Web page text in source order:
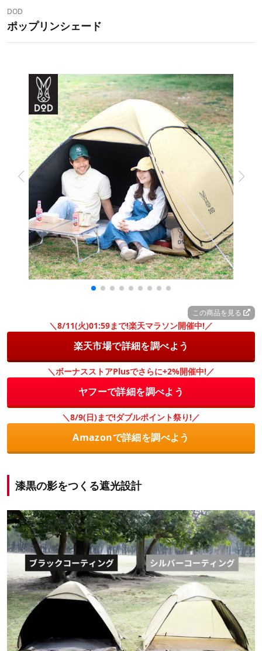
DOD
ポップリンシェード
この商品を見る
＼8/11(火)01:59まで!楽天マラソン開催中!／
楽天市場で詳細を調べよう
＼ボーナスストアPlusでさらに+2%開催中!／
ヤフーで詳細を調べよう
＼8/9(日)まで!ダブルポイント祭り!／
Amazonで詳細を調べよう
漆黒の影をつくる遮光設計